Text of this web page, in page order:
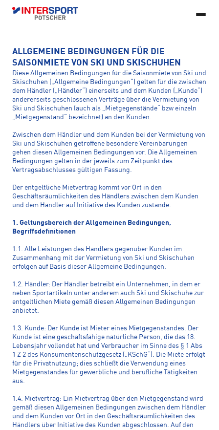
LEISTUNGEN
Bikeservice Bikeleasing
Ski- und Snowboardservice
VERLEIH
Skiverleih Bikeverleih
ÜBER UNS
REFURBISHED
Refurbished Bikes Refurbished Ski
KARRIERE
SHOPS
Rohrbach Urfahr
Hochficht Freistadt
Ottensheim Mauthausen
ONLINESHOP
DE
by FlexMade
Impressum
Datenschutz AGB
AGB Ski-Saisonmiete
Spezielle Geschäftsbedingungen
Teilnahmebedingungen
Barrierefreiheitserklärung
KONTAKT
intersport-poetscher@intersport-poetscher.at
ALLGEMEINE BEDINGUNGEN FÜR DIE
SAISONMIETE VON SKI UND SKISCHUHEN
Diese Allgemeinen Bedingungen für die Saisonmiete von Ski und
Skischuhen („Allgemeine Bedingungen“) gelten für die zwischen
dem Händler („Händler“) einerseits und dem Kunden („Kunde“)
andererseits geschlossenen Verträge über die Vermietung von
Ski und Skischuhen (auch als „Mietgegenstände“ bzw einzeln
„Mietgegenstand“ bezeichnet) an den Kunden.
Zwischen dem Händler und dem Kunden bei der Vermietung von
Ski und Skischuhen getroffene besondere Vereinbarungen
gehen diesen Allgemeinen Bedingungen vor. Die Allgemeinen
Bedingungen gelten in der jeweils zum Zeitpunkt des
Vertragsabschlusses gültigen Fassung.
Der entgeltliche Mietvertrag kommt vor Ort in den
Geschäftsräumlichkeiten des Händlers zwischen dem Kunden
und dem Händler auf Initiative des Kunden zustande.
1. Geltungsbereich der Allgemeinen Bedingungen,
Begriffsdefinitionen
1.1. Alle Leistungen des Händlers gegenüber Kunden im
Zusammenhang mit der Vermietung von Ski und Skischuhen
erfolgen auf Basis dieser Allgemeine Bedingungen.
1.2. Händler: Der Händler betreibt ein Unternehmen, in dem er
neben Sportartikeln unter anderem auch Ski und Skischuhe zur
entgeltlichen Miete gemäß diesen Allgemeinen Bedingungen
anbietet.
1.3. Kunde: Der Kunde ist Mieter eines Mietgegenstandes. Der
Kunde ist eine geschäftsfähige natürliche Person, die das 18.
Lebensjahr vollendet hat und Verbraucher im Sinne des § 1 Abs
1 Z 2 des Konsumentenschutzgesetz („KSchG“). Die Miete erfolgt
für die Privatnutzung; dies schließt die Verwendung eines
Mietgegenstandes für gewerbliche und berufliche Tätigkeiten
aus.
1.4. Mietvertrag: Ein Mietvertrag über den Mietgegenstand wird
gemäß diesen Allgemeinen Bedingungen zwischen dem Händler
und dem Kunden vor Ort in den Geschäftsräumlichkeiten des
Händlers über Initiative des Kunden abgeschlossen. Auf den